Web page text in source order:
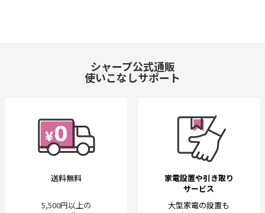
シャープ公式通販
使いこなしサポート
送料無料
5,500円以上の
家電設置や引き取り
サービス
大型家電の設置も